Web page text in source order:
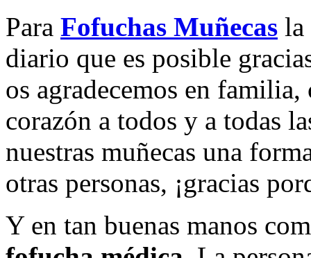
Para Fofuchas Muñecas la
diario que es posible
os agradecemos en
corazón a todos y a todas
nuestras muñecas una
otras personas, ¡gracias
Y en tan buenas manos